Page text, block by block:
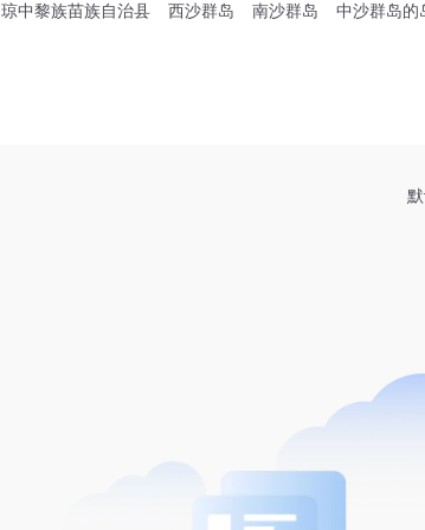
琼中黎族苗族自治县 西沙群岛 南沙群岛 中沙群岛的